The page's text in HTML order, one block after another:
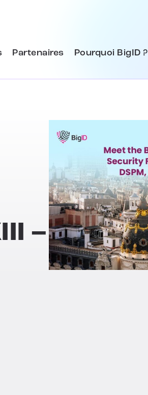
Partenaires Pourquoi BigID ?
–